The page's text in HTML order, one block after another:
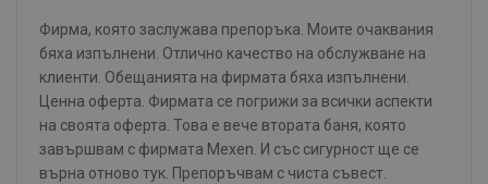
Фирма, която заслужава препоръка. Моите очаквания
бяха изпълнени. Отлично качество на обслужване на
клиенти. Обещанията на фирмата бяха изпълнени.
Ценна оферта. Фирмата се погрижи за всички аспекти
на своята оферта. Това е вече втората баня, която
завършвам с фирмата Mexen. И със сигурност ще се
върна отново тук. Препоръчвам с чиста съвест.